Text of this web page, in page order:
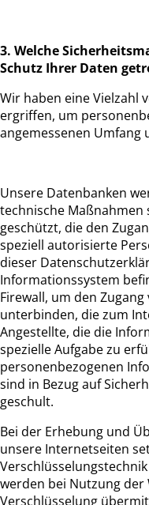
3. Welche
Schutz Ihrer Daten
Wir haben eine Vielzahl
ergriffen, um
angemessenen Umfang
Unsere Datenbanken
technische
geschützt, die den
speziell autorisierte
dieser
Informationssystem
Firewall, um den
unterbinden, die zum
Angestellte, die die
spezielle Aufgabe zu
personenbezogenen
sind in Bezug auf
geschult.
Bei der Erhebung und
unsere Internetseiten
werden bei Nutzung der
Verschlüsselung